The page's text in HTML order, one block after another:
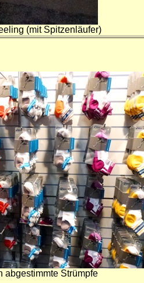
(mit Spitzenläufer)
abgestimmte Strümpfe